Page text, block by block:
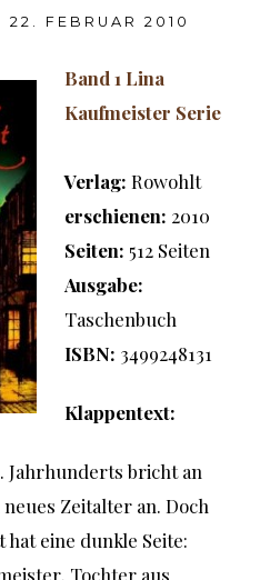
22. FEBRUAR 2010
Band 1 Lina
Kaufmeister Serie
Verlag: Rowohlt
erschienen: 2010
Seiten: 512 Seiten
Ausgabe:
Taschenbuch
ISBN: 3499248131
Klappentext:
Jahrhunderts bricht an
Zeitalter an. Doch
eine dunkle Seite:
Tochter aus